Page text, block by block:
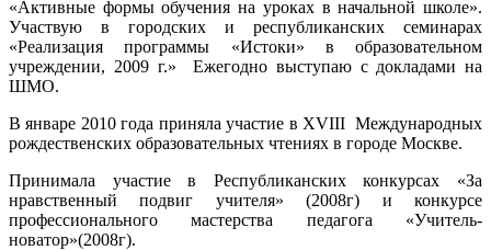
«Активные формы обучения на уроках в начальной школе».
Участвую в городских и республиканских семинарах
«Реализация программы «Истоки» в образовательном
учреждении, 2009 г.» Ежегодно выступаю с докладами на
ШМО.
В январе 2010 года приняла участие в XVIII Международных
рождественских образовательных чтениях в городе Москве.
Принимала участие в Республиканских конкурсах «За
нравственный подвиг учителя» (2008г) и конкурсе
профессионального мастерства педагога «Учитель-
новатор»(2008г).